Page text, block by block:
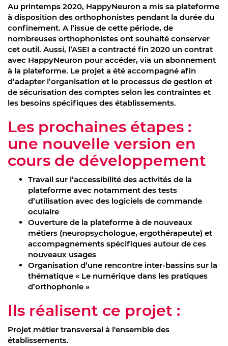
Au printemps 2020, HappyNeuron a mis sa plateforme
à disposition des orthophonistes pendant la durée du
confinement. A l’issue de cette période, de
nombreuses orthophonistes ont souhaité conserver
cet outil. Aussi, l’ASEI a contracté fin 2020 un contrat
avec HappyNeuron pour accéder, via un abonnement
à la plateforme. Le projet a été accompagné afin
d’adapter l’organisation et le processus de gestion et
de sécurisation des comptes selon les contraintes et
les besoins spécifiques des établissements.
Les prochaines étapes :
une nouvelle version en
cours de développement
Travail sur l’accessibilité des activités de la
plateforme avec notamment des tests
d’utilisation avec des logiciels de commande
oculaire
Ouverture de la plateforme à de nouveaux
métiers (neuropsychologue, ergothérapeute) et
accompagnements spécifiques autour de ces
nouveaux usages
Organisation d’une rencontre inter-bassins sur la
thématique « Le numérique dans les pratiques
d’orthophonie »
Ils réalisent ce projet :
Projet métier transversal à l'ensemble des
établissements.